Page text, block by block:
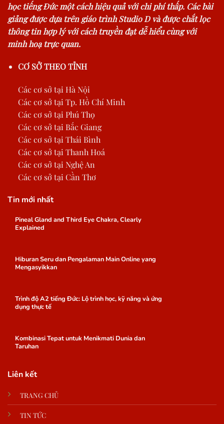
học tiếng Đức một cách hiệu quả với chi phí thấp. Các bài
giảng được dựa trên giáo trình Studio D và được chắt lọc
thông tin hợp lý với cách truyền đạt dễ hiểu cùng với
minh hoạ trực quan.
CƠ SỞ THEO TỈNH
Các cơ sở tại Hà Nội
Các cơ sở tại Tp. Hồ Chí Minh
Các cơ sở tại Phú Thọ
Các cơ sở tại Bắc Giang
Các cơ sở tại Thái Bình
Các cơ sở tại Thanh Hoá
Các cơ sở tại Nghệ An
Các cơ sở tại Cần Thơ
Tin mới nhất
Pineal Gland and Third Eye Chakra, Clearly
Explained
Hiburan Seru dan Pengalaman Main Online yang
Mengasyikkan
Trình độ A2 tiếng Đức: Lộ trình học, kỹ năng và ứng
dụng thực tế
Kombinasi Tepat untuk Menikmati Dunia dan
Taruhan
Liên kết
TRANG CHỦ
TIN TỨC